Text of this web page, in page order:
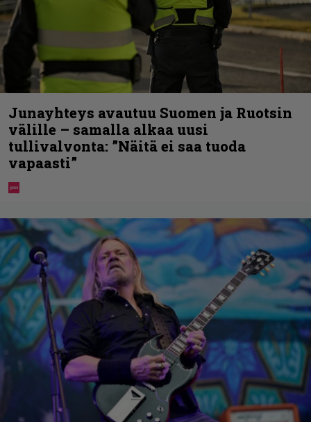
Junayhteys avautuu Suomen ja Ruotsin
välille – samalla alkaa uusi
tullivalvonta: ”Näitä ei saa tuoda
vapaasti”